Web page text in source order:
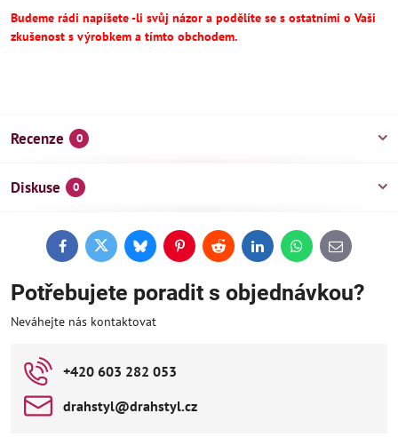
Budeme rádi napíšete -li svůj názor a podělíte se s ostatními o Vaši
zkušenost s výrobkem a tímto obchodem.
Recenze 0
Diskuse 0
FacebookTwitterBlueskyPinterestReddit LinkedInWhatsApp
E-
mail
Potřebujete poradit s objednávkou?
Neváhejte nás kontaktovat
+420 603 282 053
drahstyl​@drahstyl​.cz